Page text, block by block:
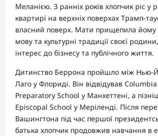
Меланією. З ранніх років хлопчик ріс у
квартирі на верхніх поверхах Трамп-
власний поверх. Мати прищепила йому
мову та культурні традиції своєї
інтерес до бізнесу та публічного життя.
Дитинство Беррона пройшло між Нью-
Лаго у Флориді. Він відвідував
Preparatory School у Манхеттені, а
Episcopal School у Меріленді. Після
Вашингтона під час першої
батька хлопчик продовжив навчання в